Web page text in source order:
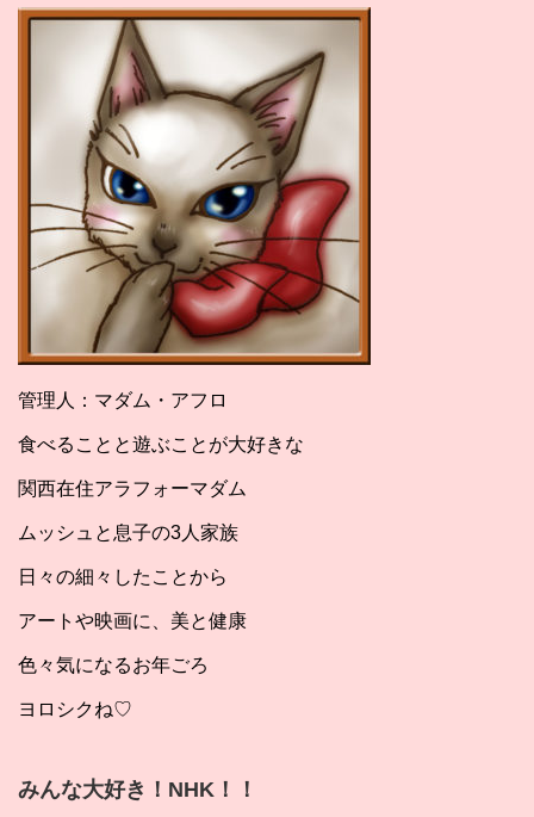
管理人：マダム・アフロ
食べることと遊ぶことが大好きな
関西在住アラフォーマダム
ムッシュと息子の3人家族
日々の細々したことから
アートや映画に、美と健康
色々気になるお年ごろ
ヨロシクね♡
みんな大好き！NHK！！